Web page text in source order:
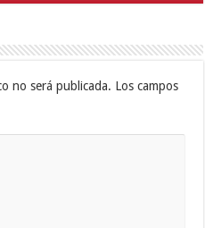
no será publicada. Los campos